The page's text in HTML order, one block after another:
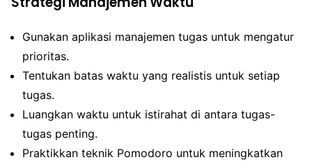
Gunakan aplikasi manajemen tugas untuk mengatur
prioritas.
Tentukan batas waktu yang realistis untuk setiap
tugas.
Luangkan waktu untuk istirahat di antara tugas-
tugas penting.
Praktikkan teknik Pomodoro untuk meningkatkan